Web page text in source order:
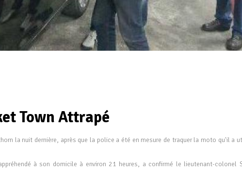
Town Attrapé
la nuit dernière, après que la police a été en mesure de traquer la moto qu'il a
à son domicile à environ 21 heures, a confirmé le lieutenant-colonel